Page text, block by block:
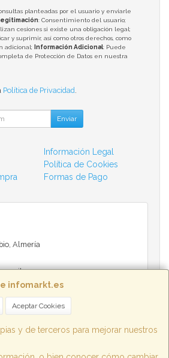
infomarkt.es
Aceptar Cookies
y de terceros para mejorar nuestros
planteadas por el usuario y enviarle
: Consentimiento del usuario;
cesiones si existe una obligación legal;
y suprimir, así como otros derechos, como
adicional;
Información Adicional: Puede
de Protección de Datos en nuestra
Política de Privacidad
Enviar
Información Legal
Política de Cookies
Formas de Pago
Almería
a 20:30